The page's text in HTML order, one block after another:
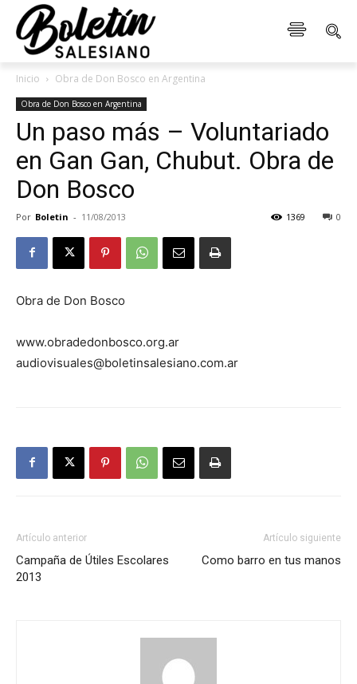
Inicio Obra de Don Bosco en Argentina
Obra de Don Bosco en Argentina
Un paso más – Voluntariado
en Gan Gan, Chubut. Obra de
Don Bosco
Por Boletin - 11/08/2013 0
1369
Obra de Don Bosco
www.obradedonbosco.org.ar
audiovisuales@boletinsalesiano.com.ar
Artículo anterior
Campaña de Útiles Escolares
2013
Artículo siguiente
Como barro en tus manos